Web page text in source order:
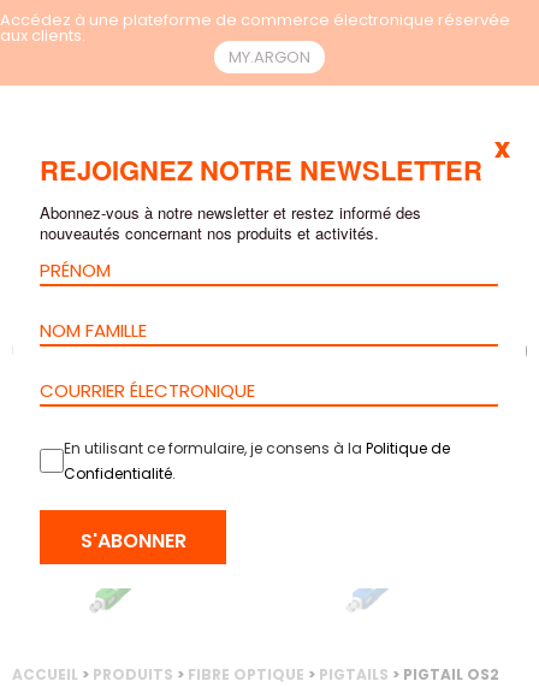
Accédez à une plateforme de commerce électronique réservée
aux clients.
MY.ARGON
ACCUEIL > PRODUITS > FIBRE OPTIQUE > PIGTAILS > PIGTAIL OS2
REJOIGNEZ NOTRE NEWSLETTER
Abonnez-vous à notre newsletter et restez informé des
nouveautés concernant nos produits et activités.
En utilisant ce formulaire, je consens à la Politique de
Confidentialité.
S'ABONNER
x